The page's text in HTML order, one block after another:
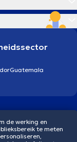
Guatemala
de werking en
te meten